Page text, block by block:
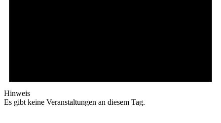
Hinweis
Es gibt keine Veranstaltungen an diesem Tag.